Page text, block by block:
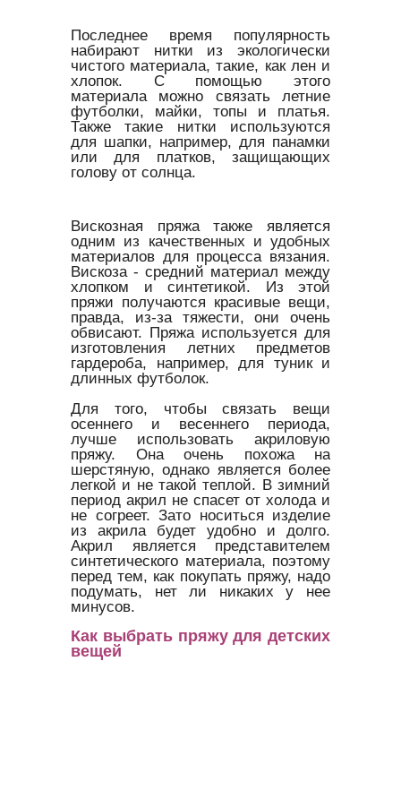
Последнее время популярность
набирают нитки из экологически
чистого материала, такие, как лен и
хлопок. С помощью этого
материала можно связать летние
футболки, майки, топы и платья.
Также такие нитки используются
для шапки, например, для панамки
или для платков, защищающих
голову от солнца.
Вискозная пряжа также является
одним из качественных и удобных
материалов для процесса вязания.
Вискоза - средний материал между
хлопком и синтетикой. Из этой
пряжи получаются красивые вещи,
правда, из-за тяжести, они очень
обвисают. Пряжа используется для
изготовления летних предметов
гардероба, например, для туник и
длинных футболок.
Для того, чтобы связать вещи
осеннего и весеннего периода,
лучше использовать акриловую
пряжу. Она очень похожа на
шерстяную, однако является более
легкой и не такой теплой. В зимний
период акрил не спасет от холода и
не согреет. Зато носиться изделие
из акрила будет удобно и долго.
Акрил является представителем
синтетического материала, поэтому
перед тем, как покупать пряжу, надо
подумать, нет ли никаких у нее
минусов.
Как выбрать пряжу для детских
вещей